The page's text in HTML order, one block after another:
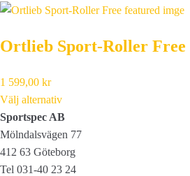
Ortlieb Sport-Roller Free
1 599,00 kr
Välj alternativ
Sportspec AB
Mölndalsvägen 77
412 63 Göteborg
Tel 031-40 23 24